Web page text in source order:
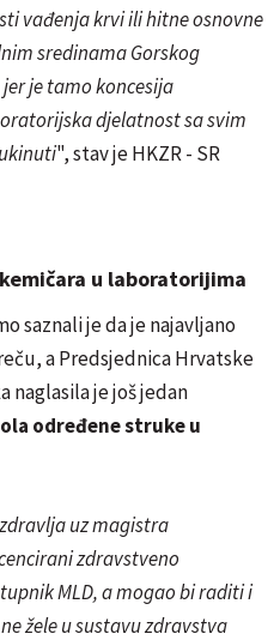
vađenja krvi ili hitne osnovne
sredinama Gorskog
je tamo koncesija
djelatnost sa svim
", stav je HKZR - SR
u laboratorijima
saznali je da je najavljano
a Predsjednica Hrvatske
naglasila je još jedan
određene struke u
uz magistra
zdravstveno
MLD, a mogao bi raditi i
žele u sustavu zdravstva